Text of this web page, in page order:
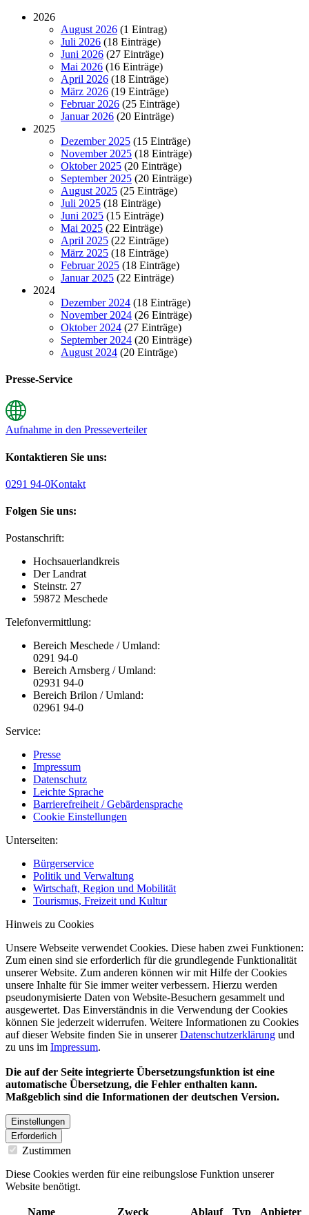
2026
August 2026 (1 Eintrag)
Juli 2026 (18 Einträge)
Juni 2026 (27 Einträge)
Mai 2026 (16 Einträge)
April 2026 (18 Einträge)
März 2026 (19 Einträge)
Februar 2026 (25 Einträge)
Januar 2026 (20 Einträge)
2025
Dezember 2025 (15 Einträge)
November 2025 (18 Einträge)
Oktober 2025 (20 Einträge)
September 2025 (20 Einträge)
August 2025 (25 Einträge)
Juli 2025 (18 Einträge)
Juni 2025 (15 Einträge)
Mai 2025 (22 Einträge)
April 2025 (22 Einträge)
März 2025 (18 Einträge)
Februar 2025 (18 Einträge)
Januar 2025 (22 Einträge)
2024
Dezember 2024 (18 Einträge)
November 2024 (26 Einträge)
Oktober 2024 (27 Einträge)
September 2024 (20 Einträge)
August 2024 (20 Einträge)
Presse-Service
Aufnahme in den Presseverteiler
Kontaktieren Sie uns:
0291 94-0Kontakt
Folgen Sie uns:
Postanschrift:
Hochsauerlandkreis
Der Landrat
Steinstr. 27
59872 Meschede
Telefonvermittlung:
Bereich Meschede / Umland:
0291 94-0
Bereich Arnsberg / Umland:
02931 94-0
Bereich Brilon / Umland:
02961 94-0
Service:
Presse
Impressum
Datenschutz
Leichte Sprache
Barrierefreiheit / Gebärdensprache
Cookie Einstellungen
Unterseiten:
Bürgerservice
Politik und Verwaltung
Wirtschaft, Region und Mobilität
Tourismus, Freizeit und Kultur
Hinweis zu Cookies
Unsere Webseite verwendet Cookies. Diese haben zwei Funktionen:
Zum einen sind sie erforderlich für die grundlegende Funktionalität
unserer Website. Zum anderen können wir mit Hilfe der Cookies
unsere Inhalte für Sie immer weiter verbessern. Hierzu werden
pseudonymisierte Daten von Website-Besuchern gesammelt und
ausgewertet. Das Einverständnis in die Verwendung der Cookies
können Sie jederzeit widerrufen. Weitere Informationen zu Cookies
auf dieser Website finden Sie in unsererDatenschutzerklärung und
zu uns im Impressum.
Die auf der Seite integrierte Übersetzungsfunktion ist eine
automatische Übersetzung, die Fehler enthalten kann.
Maßgeblich sind die Informationen der deutschen Version.
Einstellungen
Erforderlich
Zustimmen
Diese Cookies werden für eine reibungslose Funktion unserer
Website benötigt.
Name Zweck Ablauf Typ Anbieter